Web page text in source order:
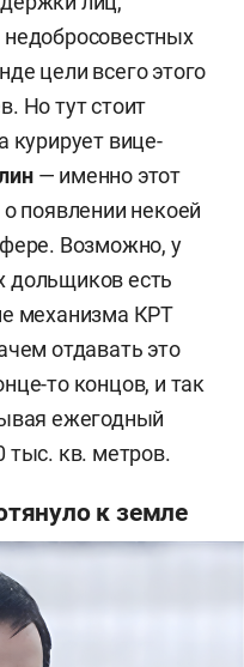
цели всего этого
Но тут стоит
курирует вице-
— именно этот
появлении некоей
Возможно, у
дольщиков есть
механизма КРТ
отдавать это
то концов, и так
ежегодный
тыс. кв. метров.
к земле